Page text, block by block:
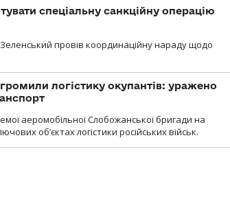
спеціальну санкційну операцію
провів координаційну нараду щодо
логістику окупантів: уражено
аеромобільної Слобожанської бригади на
об’єктах логістики російських військ.